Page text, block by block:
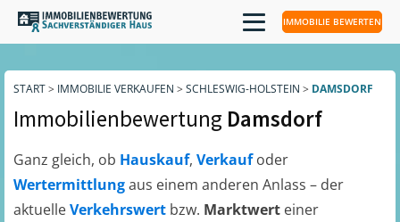
IMMOBILIE BEWERTEN
START> IMMOBILIE VERKAUFEN > SCHLESWIG-HOLSTEIN > DAMSDORF
Immobilienbewertung Damsdorf
Ganz gleich, ob Hauskauf, Verkaufoder
Wertermittlungaus einem anderen Anlass – der
aktuelleVerkehrswert bzw. Marktwert einer